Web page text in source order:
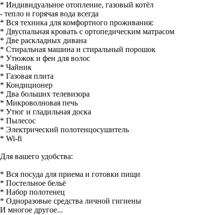
* Индивидуальное отопление, газовый котёл
- тепло и горячая вода всегда
* Вся техника для комфортного проживания:
* Двуспальная кровать с ортопедическим матрасом
* Две раскладных дивана
* Стиральная машина и стиральный порошок
* Утюжок и фен для волос
* Чайник
* Газовая плита
* Кондиционер
* Два больших телевизора
* Микроволновая печь
* Утюг и гладильная доска
* Пылесос
* Электрический полотенцосушитель
* Wi-fi
Для вашего удобства:
* Вся посуда для приема и готовки пищи
* Постельное бельё
* Набор полотенец
* Одноразовые средства личной гигиены
И многое другое...